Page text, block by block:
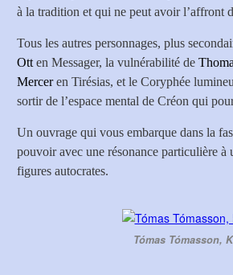
à la tradition et qui ne peut avoir l’affront
Tous les autres personnages, plus
Ott en Messager, la vulnérabilité de
Merceren Tirésias, et le Coryphée
sortir de l’espace mental de Créon qui
Un ouvrage qui vous embarque dans la
pouvoir avec une résonance particulière à
figures autocrates.
Tómas Tómasson,